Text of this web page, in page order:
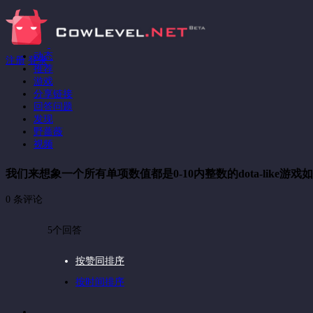
注册 登录
动态
推荐
游戏
分享链接
回答问题
发现
野蔷薇
视频
我们来想象一个所有单项数值都是0-10内整数的dota-like游戏
0 条评论
5个回答
按赞同排序
按时间排序